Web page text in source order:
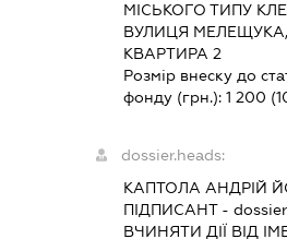
МІСЬКОГО ТИПУ
ВУЛИЦЯ
КВАРТИРА 2
Розмір внеску до
фонду (грн.):1 200
dossier.heads:
КАПТОЛА АНДРІЙ
ПІДПИСАНТ-
ВЧИНЯТИ ДІЇ ВІД